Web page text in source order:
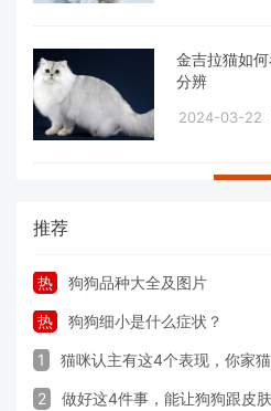
金吉拉猫如
分辨
2024-03-22
推荐
热 狗狗品种大全及图片
热 狗狗细小是什么症状？
1 猫咪认主有这4个表现，你家
2 做好这4件事，能让狗狗跟皮